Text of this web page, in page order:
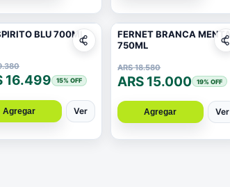
BLU 700ML
16.499 15% OFF
Agregar Ver
FERNET BRANCA MENTA
750ML
ARS 18.580
ARS 15.000 19% OFF
Agregar Ver